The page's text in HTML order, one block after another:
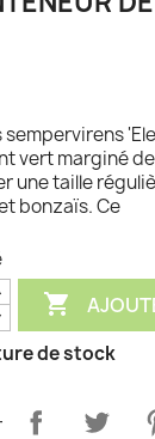
sempervirens
vert marginé
une taille
bonzaïs. Ce

de stock